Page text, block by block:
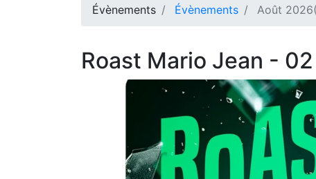
Évènements Évènements Août
Roast Mario Jean -